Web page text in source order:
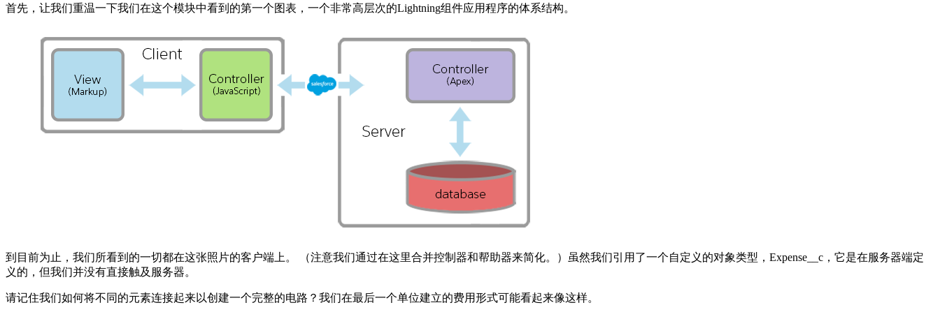
首先，让我们重温一下我们在这个模块中看到的第一个图表，一个非常高层次的Lightning组件应用程序的体系结构。
到目前为止，我们所看到的一切都在这张照片的客户端上。 （注意我们通过在这里合并控制器和帮助器来简化。）虽然我们引用了一个自定义的对象类型，Expense__c，它是在服务器端定
义的，但我们并没有直接触及服务器。
请记住我们如何将不同的元素连接起来以创建一个完整的电路？我们在最后一个单位建立的费用形式可能看起来像这样。